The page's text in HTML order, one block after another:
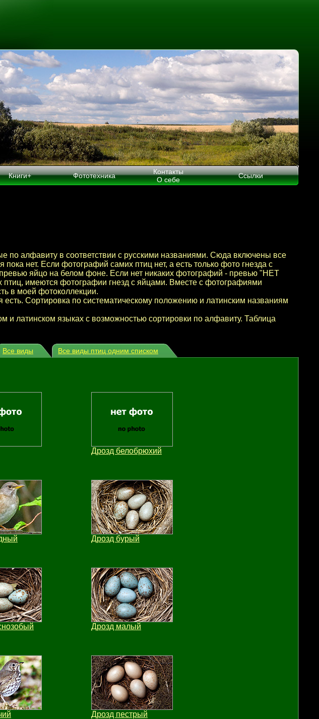
Книги+ Фототехника
Контакты
О себе
Ссылки
по алфавиту в соответствии с русскими названиями. Сюда включены все
нет. Если фотографий самих птиц нет, а есть только фото гнезда с
превью яйцо на белом фоне. Если нет никаких фотографий - превью "НЕТ
имеются фотографии гнезд с яйцами. Вместе с фотографиями
в моей фотоколлекции.
Сортировка по систематическому положению и латинским названиям
и латинском языках с возможностью сортировки по алфавиту. Таблица
Все виды Все виды птиц одним списком
Дрозд белобрюхий
Дрозд бурый
Дрозд малый
Дрозд пестрый